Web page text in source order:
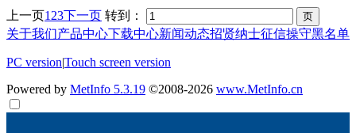
上一页1 23下一页 转到：
关于我们产品中心下载中心新闻动态招贤纳士征信操守黑名单
PC version|Touch screen version
Powered by MetInfo 5.3.19 ©2008-2026 www.MetInfo.cn